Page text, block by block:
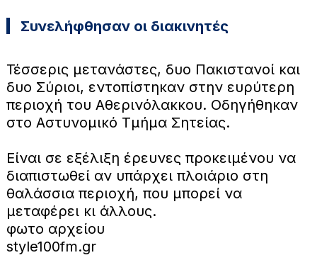
Συνελήφθησαν οι διακινητές
Τέσσερις μετανάστες, δυο Πακιστανοί και
δυο Σύριοι, εντοπίστηκαν στην ευρύτερη
περιοχή του Αθερινόλακκου. Οδηγήθηκαν
στο Αστυνομικό Τμήμα Σητείας.
Είναι σε εξέλιξη έρευνες προκειμένου να
διαπιστωθεί αν υπάρχει πλοιάριο στη
θαλάσσια περιοχή, που μπορεί να
μεταφέρει κι άλλους.
φωτο αρχείου
style100fm.gr